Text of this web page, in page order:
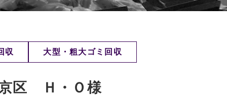
収 大型・粗大ゴミ回収
京区 Ｈ・Ｏ様